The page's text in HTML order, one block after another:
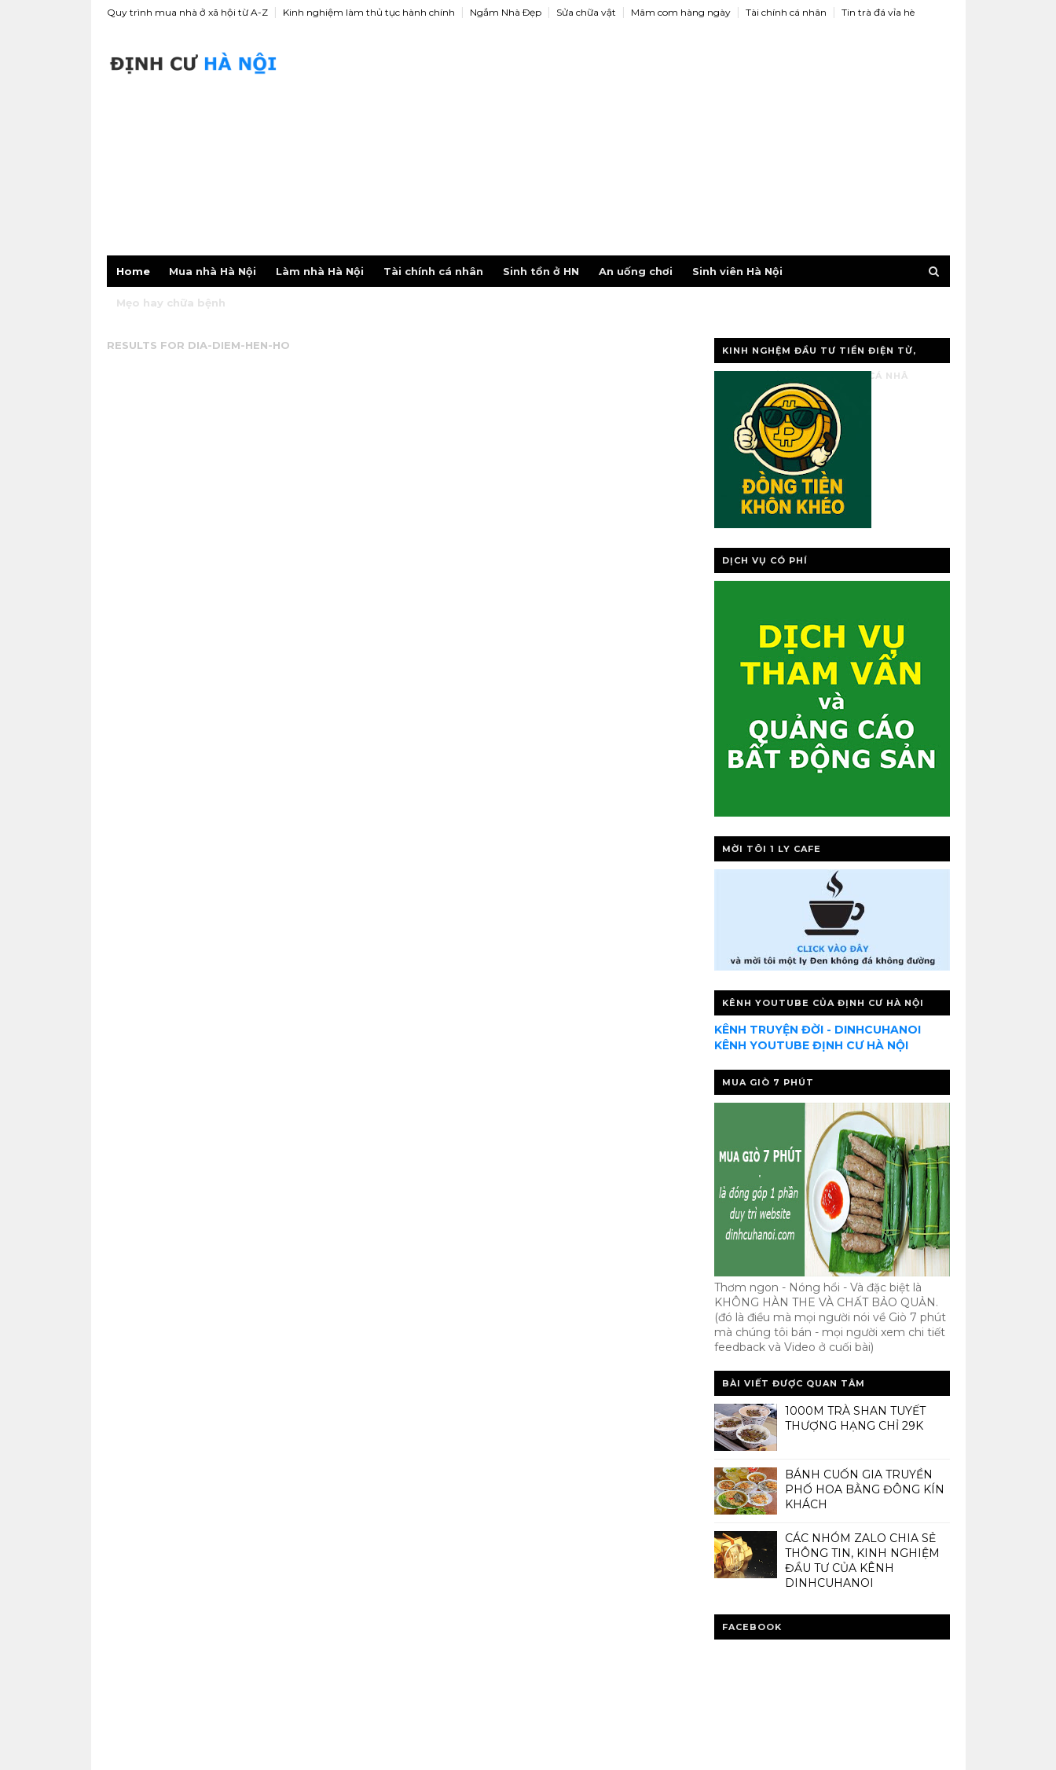
Quy trình mua nhà ở xã hội từ A-Z Kinh nghiệm làm thủ tục hành chính Ngắm Nhà Ðẹp Sửa chữa vật Mâm com hàng ngày Tài chính cá nhân Tin trà đá vỉa hè
Home Mua nhà Hà Nội Làm nhà Hà Nội Tài chính cá nhân Sinh tồn ở HN An uống chơi Sinh viên Hà Nội
Mẹo hay chữa bệnh
RESULTS FOR DIA-DIEM-HEN-HO KINH NGHỆM ĐẦU TƯ TIỀN ĐIỆN TỬ,
VÀNG, QUẢN LÝ TÀI CHÍNH CÁ NHÂ
DỊCH VỤ CÓ PHÍ
MỜI TÔI 1 LY CAFE
KÊNH YOUTUBE CỦA ĐỊNH CƯ HÀ NỘI
KÊNH TRUYỆN ĐỜI - DINHCUHANOI
KÊNH YOUTUBE ĐỊNH CƯ HÀ NỘI
MUA GIÒ 7 PHÚT
Thơm ngon - Nóng hổi - Và đặc biệt là
KHÔNG HÀN THE VÀ CHẤT BẢO QUẢN.
(đó là điều mà mọi người nói về Giò 7 phút
mà chúng tôi bán - mọi người xem chi tiết
feedback và Video ở cuối bài)
BÀI VIẾT ĐƯỢC QUAN TÂM
1000M TRÀ SHAN TUYẾT
THƯỢNG HẠNG CHỈ 29K
BÁNH CUỐN GIA TRUYỀN
PHỐ HOA BẰNG ĐÔNG KÍN
KHÁCH
CÁC NHÓM ZALO CHIA SẺ
THÔNG TIN, KINH NGHIỆM
ĐẦU TƯ CỦA KÊNH
DINHCUHANOI
FACEBOOK